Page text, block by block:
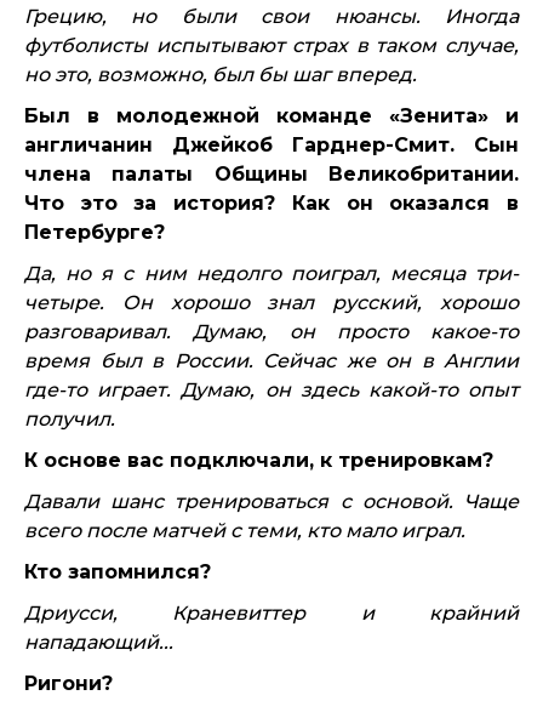
Грецию, но были свои нюансы. Иногда
футболисты испытывают страх в таком случае,
но это, возможно, был бы шаг вперед.
Был в молодежной команде «Зенита» и
англичанин Джейкоб Гарднер-Смит. Сын
члена палаты Общины Великобритании.
Что это за история? Как он оказался в
Петербурге?
Да, но я с ним недолго поиграл, месяца три-
четыре. Он хорошо знал русский, хорошо
разговаривал. Думаю, он просто какое-то
время был в России. Сейчас же он в Англии
где-то играет. Думаю, он здесь какой-то опыт
получил.
К основе вас подключали, к тренировкам?
Давали шанс тренироваться с основой. Чаще
всего после матчей с теми, кто мало играл.
Кто запомнился?
Дриусси, Краневиттер и крайний
нападающий...
Ригони?